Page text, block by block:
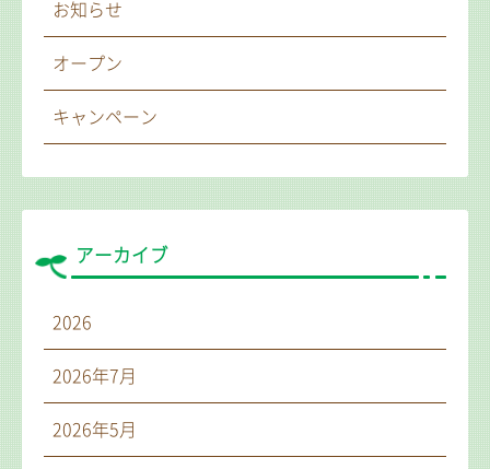
お知らせ
オープン
キャンペーン
アーカイブ
2026
2026年7月
2026年5月